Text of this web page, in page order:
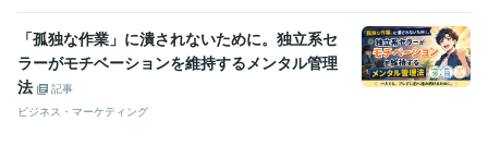
「孤独な作業」に潰されないために。独立系セ
ラーがモチベーションを維持するメンタル管理
法
記事
ビジネス・マーケティング